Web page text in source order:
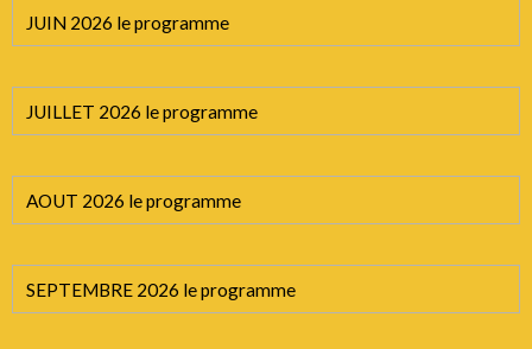
JUIN 2026 le programme
JUILLET 2026 le programme
AOUT 2026 le programme
SEPTEMBRE 2026 le programme